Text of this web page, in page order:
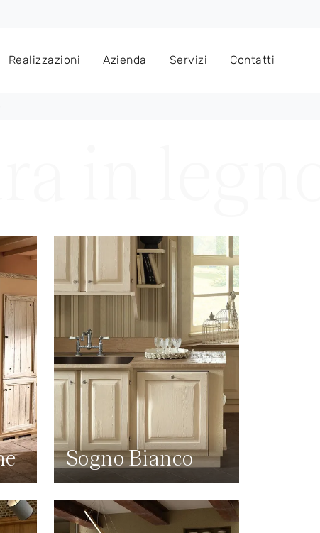
Realizzazioni Azienda Servizi Contatti
Sogno Bianco